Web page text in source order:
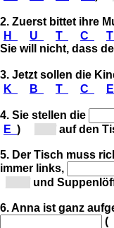
2. Zuerst bittet ihre
H
U T C T
Sie will nicht, dass
3. Jetzt sollen die
K
B T C E
4. Sie stellen die
E ) auf den
5. Der Tisch muss
immer links,
und
6. Anna ist ganz
(